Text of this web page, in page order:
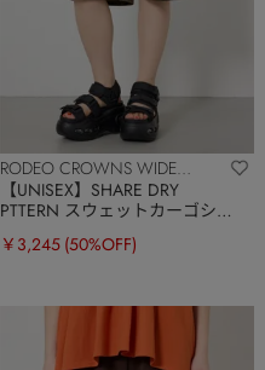
RODEO CROWNS WIDE
BOWL
【UNISEX】SHARE DRY
PTTERN スウェットカーゴショ
ートパンツ
￥3,245 (50%OFF)